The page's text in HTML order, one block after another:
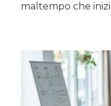
maltempo che